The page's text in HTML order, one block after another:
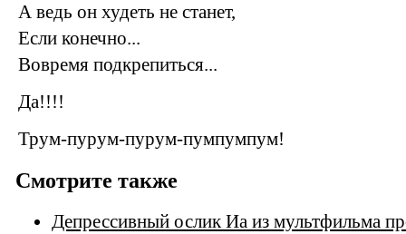
А ведь он худеть не станет,
Если конечно...
Вовремя подкрепиться...
Да!!!!
Трум-пурум-пурум-пумпумпум!
Смотрите также
Депрессивный ослик Иа из мультфильма